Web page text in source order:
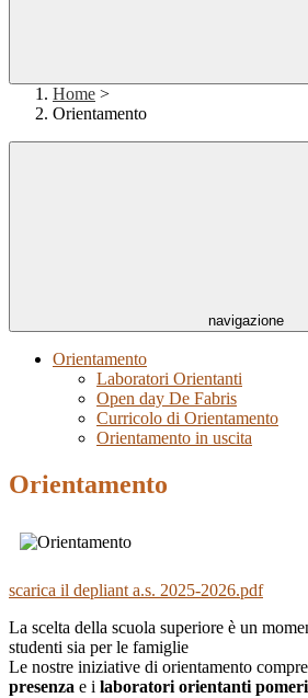
Home >
Orientamento
navigazione
Orientamento
Laboratori Orientanti
Open day De Fabris
Curricolo di Orientamento
Orientamento in uscita
Orientamento
scarica il depliant a.s. 2025-2026.pdf
La scelta della scuola superiore è un
studenti sia per le famiglie
Le nostre iniziative di orientamento
presenza e i laboratori orientanti